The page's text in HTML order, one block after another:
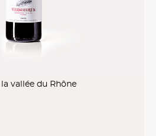
vallée du Rhône